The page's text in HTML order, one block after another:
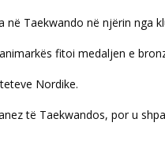
Taekwando në njërin nga
fitoi medaljen e
Nordike.
të Taekwandos, por u